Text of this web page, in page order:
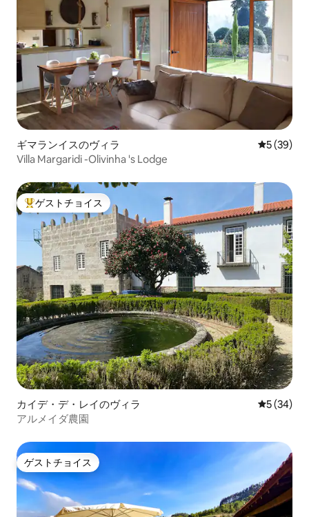
ギマランイスのヴィラ レビュー
5 (39)
Villa Margaridi -Olivinha 's Lodge
大好評のゲストチョイスです。
ゲストチョイス
カイデ・デ・レイのヴィラ レビュー
5 (34)
アルメイダ農園
ゲストチョイス
ゲストチョイス